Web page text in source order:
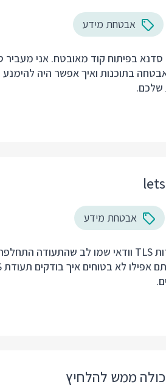
אבטחת מידע
סדנא בפיתוח קוד מאובטח. אני
בתוכנות ואיך אפשר היה
שלכם.
אבטחת מידע
ממש להלחיץ